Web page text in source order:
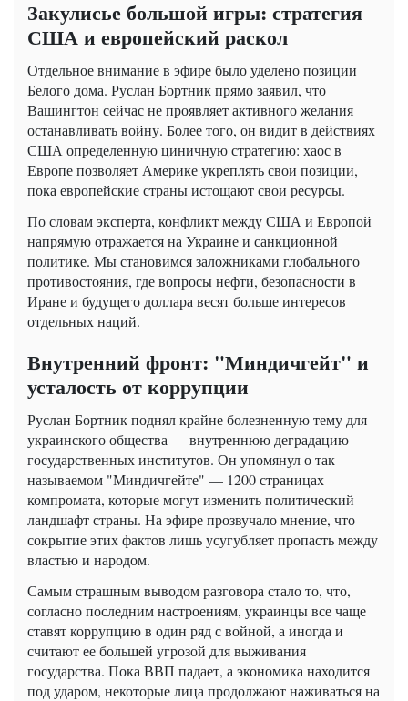
Закулисье большой игры: стратегия
США и европейский раскол
Отдельное внимание в эфире было уделено позиции
Белого дома. Руслан Бортник прямо заявил, что
Вашингтон сейчас не проявляет активного желания
останавливать войну. Более того, он видит в действиях
США определенную циничную стратегию: хаос в
Европе позволяет Америке укреплять свои позиции,
пока европейские страны истощают свои ресурсы.
По словам эксперта, конфликт между США и Европой
напрямую отражается на Украине и санкционной
политике. Мы становимся заложниками глобального
противостояния, где вопросы нефти, безопасности в
Иране и будущего доллара весят больше интересов
отдельных наций.
Внутренний фронт: "Миндичгейт" и
усталость от коррупции
Руслан Бортник поднял крайне болезненную тему для
украинского общества — внутреннюю деградацию
государственных институтов. Он упомянул о так
называемом "Миндичгейте" — 1200 страницах
компромата, которые могут изменить политический
ландшафт страны. На эфире прозвучало мнение, что
сокрытие этих фактов лишь усугубляет пропасть между
властью и народом.
Самым страшным выводом разговора стало то, что,
согласно последним настроениям, украинцы все чаще
ставят коррупцию в один ряд с войной, а иногда и
считают ее большей угрозой для выживания
государства. Пока ВВП падает, а экономика находится
под ударом, некоторые лица продолжают наживаться на